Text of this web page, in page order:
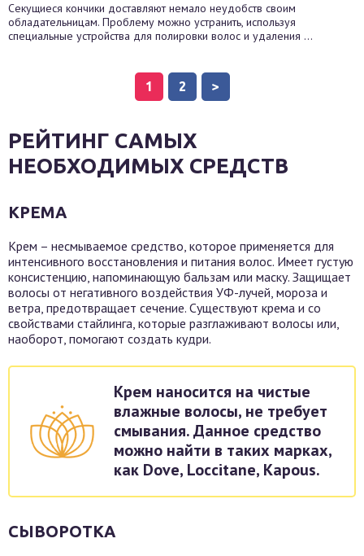
Секущиеся кончики доставляют немало неудобств своим
обладательницам. Проблему можно устранить, используя
специальные устройства для полировки волос и удаления ...
1 2 >
РЕЙТИНГ САМЫХ
НЕОБХОДИМЫХ СРЕДСТВ
КРЕМА
Крем – несмываемое средство, которое применяется для
интенсивного восстановления и питания волос. Имеет густую
консистенцию, напоминающую бальзам или маску. Защищает
волосы от негативного воздействия УФ-лучей, мороза и
ветра, предотвращает сечение. Существуют крема и со
свойствами стайлинга, которые разглаживают волосы или,
наоборот, помогают создать кудри.
Крем наносится на чистые
влажные волосы, не требует
смывания. Данное средство
можно найти в таких марках,
как Dove, Loccitane, Kapous.
СЫВОРОТКА